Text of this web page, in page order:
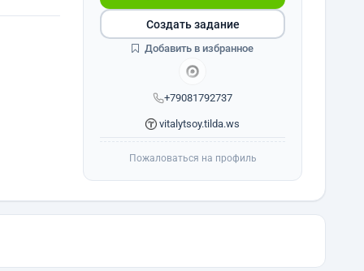
+79081792737
vitalytsoy.tilda.ws
Создать задание
Добавить в избранное
Пожаловаться на профиль